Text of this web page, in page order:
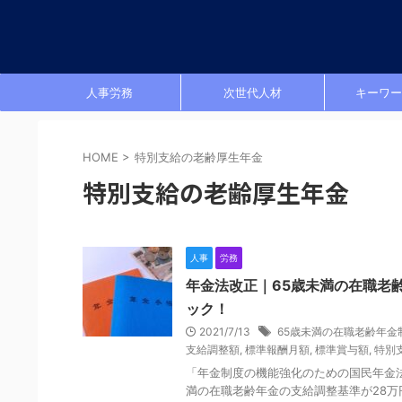
人事労務 次世代人材 キーワ
HOME > 特別支給の老齢厚生年金
特別支給の老齢厚生年金
人事 労務
年金法改正｜65歳未満の在職老
ック！
2021/7/13 65歳未満の在職老齢年金
支給調整額, 標準報酬月額, 標準賞与額, 特別
「年金制度の機能強化のための国民年
満の在職老齢年金の支給調整基準が28